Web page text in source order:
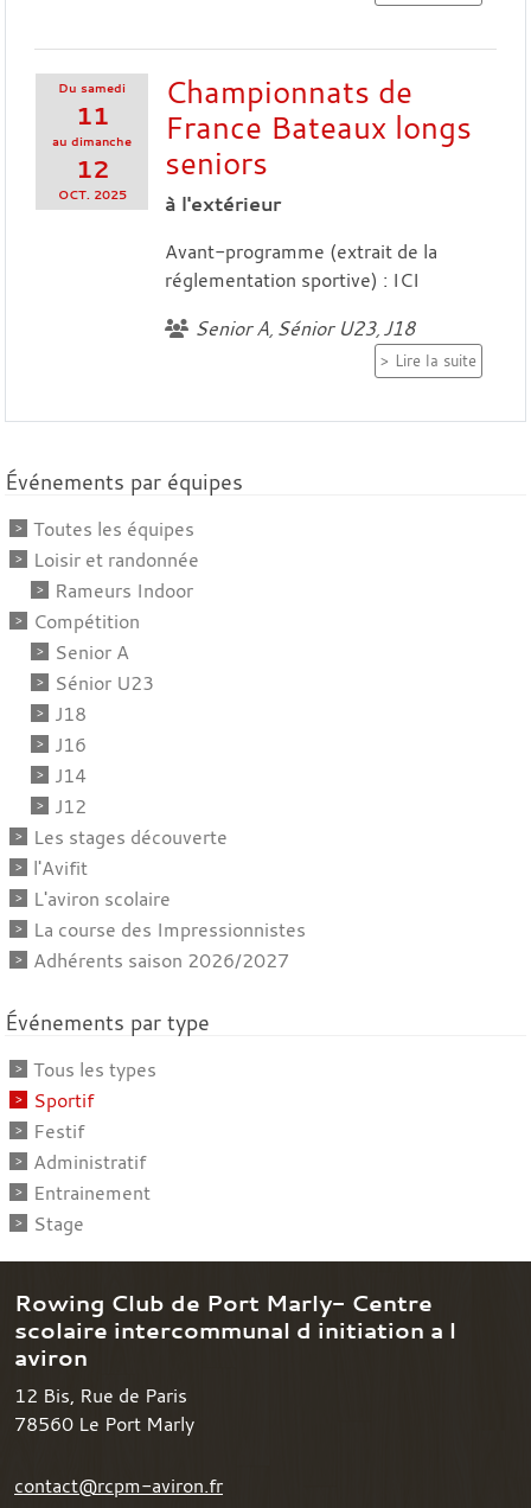
Dusamedi
11
audimanche
12
OCT. 2025
Championnats de
France Bateaux longs
seniors
à l'extérieur
Avant-programme (extrait de la
réglementation sportive) : ICI
Senior A Sénior U23 J18
Lire la suite
Événements par équipes
Toutes les équipes
Loisir et randonnée
Rameurs Indoor
Compétition
Senior A
Sénior U23
J18
J16
J14
J12
Les stages découverte
l'Avifit
L'aviron scolaire
La course des Impressionnistes
Adhérents saison 2026/2027
Événements par type
Tous les types
Sportif
Festif
Administratif
Entrainement
Stage
Rowing Club de Port Marly- Centre
scolaire intercommunal d initiation a l
aviron
12 Bis, Rue de Paris
78560 Le Port Marly
contact@rcpm-aviron.fr